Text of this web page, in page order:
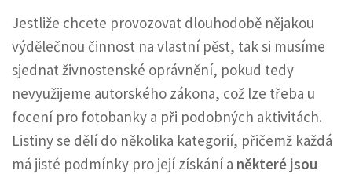
Jestliže chcete provozovat dlouhodobě nějakou
výdělečnou činnost na vlastní pěst, tak si musíme
sjednat živnostenské oprávnění, pokud tedy
nevyužijeme autorského zákona, což lze třeba u
focení pro fotobanky a při podobných aktivitách.
Listiny se dělí do několika kategorií, přičemž každá
má jisté podmínky pro její získání a některé jsou